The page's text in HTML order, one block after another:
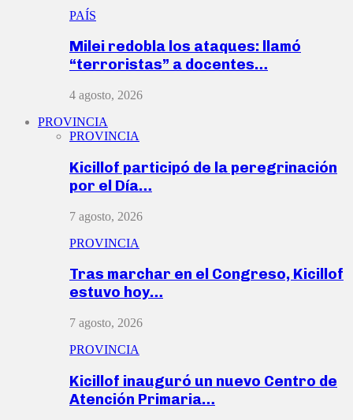
PAÍS
Milei redobla los ataques: llamó
“terroristas” a docentes…
4 agosto, 2026
PROVINCIA
PROVINCIA
Kicillof participó de la peregrinación
por el Día…
7 agosto, 2026
PROVINCIA
Tras marchar en el Congreso, Kicillof
estuvo hoy…
7 agosto, 2026
PROVINCIA
Kicillof inauguró un nuevo Centro de
Atención Primaria…